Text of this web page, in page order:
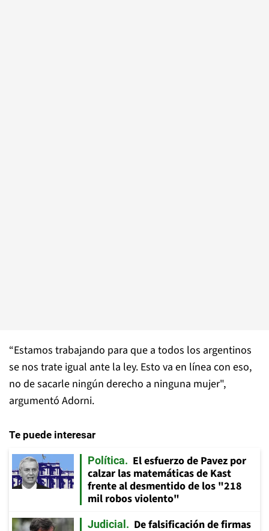
“Estamos trabajando para que a todos los argentinos
se nos trate igual ante la ley. Esto va en línea con eso,
no de sacarle ningún derecho a ninguna mujer",
argumentó Adorni.
Te puede interesar
Política
El esfuerzo de Pavez por
calzar las matemáticas de Kast
frente al desmentido de los "218
mil robos violento"
Judicial
De falsificación de firmas